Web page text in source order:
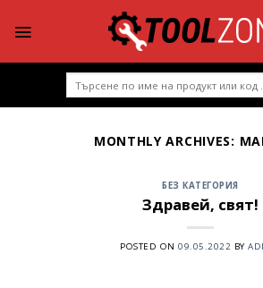
за:
MONTHLY ARCHIVES:
БЕЗ КАТЕГОРИЯ
Здравей, свят!
POSTED ON09.05.2022 BY